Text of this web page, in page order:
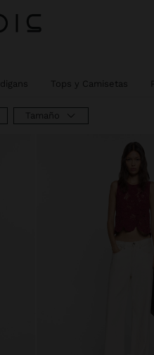
Tops y Camisetas
Tamaño